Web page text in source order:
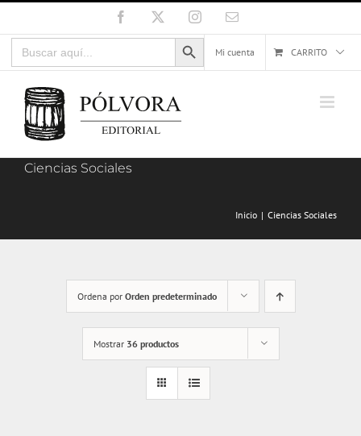
al
contenido
Facebook InstagramCorreo
Buscar:
Botón de búsqueda
Mi cuenta
CARRITO
Ciencias Sociales
Inicio Ciencias Sociales
Ordena por Orden predeterminado
Mostrar 36 productos